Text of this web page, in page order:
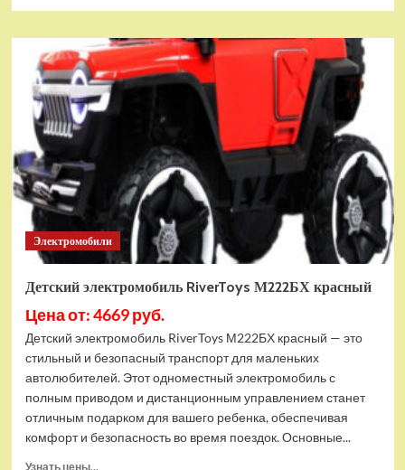
Детский
электромобиль
RiverToys
B222CP
красный
Электромобили
Детский электромобиль RiverToys М222БХ красный
Цена от: 4669 руб.
Детский электромобиль RiverToys М222БХ красный — это
стильный и безопасный транспорт для маленьких
автолюбителей. Этот одноместный электромобиль с
полным приводом и дистанционным управлением станет
отличным подарком для вашего ребенка, обеспечивая
комфорт и безопасность во время поездок. Основные...
Узнать цены...